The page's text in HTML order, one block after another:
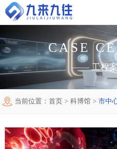
首页
工程案例
主题数字展厅
科博馆
视觉科技
新闻中心
CASE
—— 工程
当前位置： 首页 > 科博馆 > 市中